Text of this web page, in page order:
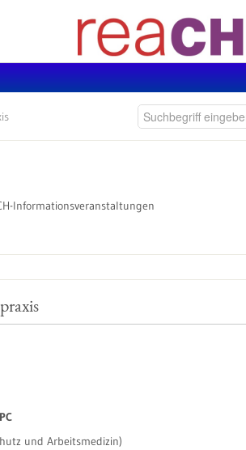
Informationsveranstaltungen
und Arbeitsmedizin)